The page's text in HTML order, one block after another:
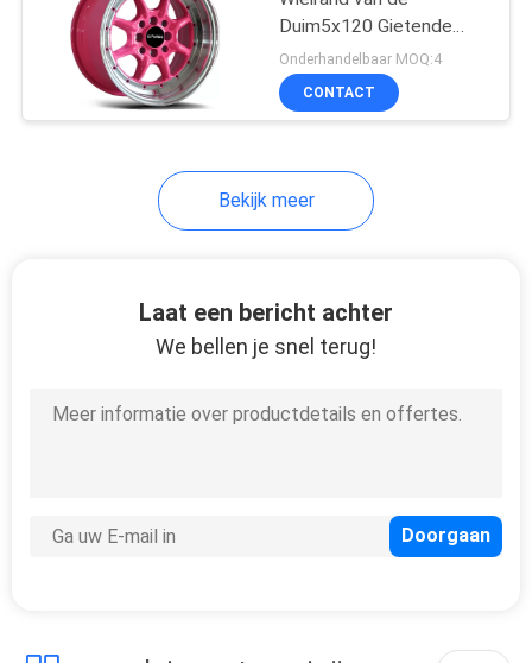
Duim5x120 Gietende
Legering
Onderhandelbaar MOQ:4
CONTACT
Bekijk meer
Laat een bericht achter
We bellen je snel terug!